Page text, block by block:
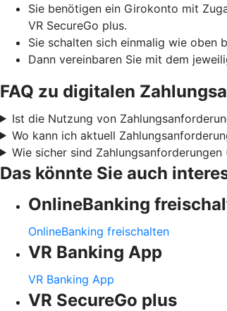
Sie benötigen ein Girokonto mit
VR SecureGo plus.
Sie schalten sich einmalig wie oben
Dann vereinbaren Sie mit dem
FAQ zu digitalen
Ist die Nutzung von
Wo kann ich aktuell
Wie sicher sind
Das könnte Sie auch
OnlineBanking
OnlineBanking freischalten
VR Banking App
VR Banking App
VR SecureGo plus